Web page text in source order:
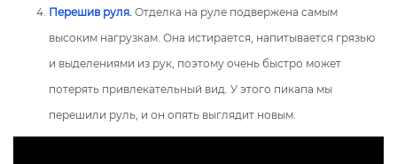
Перешив руля. Отделка на руле подвержена самым
высоким нагрузкам. Она истирается, напитывается грязью
и выделениями из рук, поэтому очень быстро может
потерять привлекательный вид. У этого пикапа мы
перешили руль, и он опять выглядит новым.